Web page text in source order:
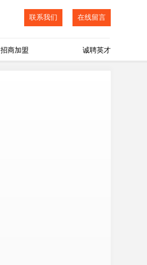
联系我们 在线留言
招商加盟 诚聘英才